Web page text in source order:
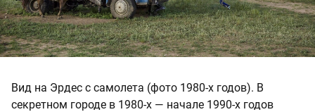
Вид на Эрдес с самолета (фото 1980-х годов). В
секретном городе в 1980-х — начале 1990-х годов